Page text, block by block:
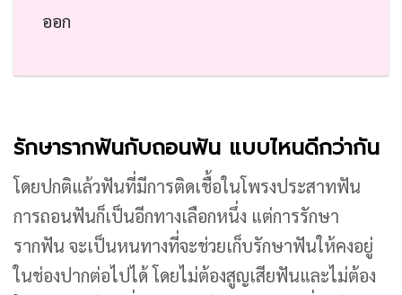
ออก
รักษารากฟันกับถอนฟัน แบบไหนดีกว่ากัน
โดยปกติแล้วฟันที่มีการติดเชื้อในโพรงประสาทฟัน
การถอนฟันก็เป็นอีกทางเลือกหนึ่ง แต่การรักษา
รากฟัน จะเป็นหนทางที่จะช่วยเก็บรักษาฟันให้คงอยู่
ในช่องปากต่อไปได้ โดยไม่ต้องสูญเสียฟันและไม่ต้อง